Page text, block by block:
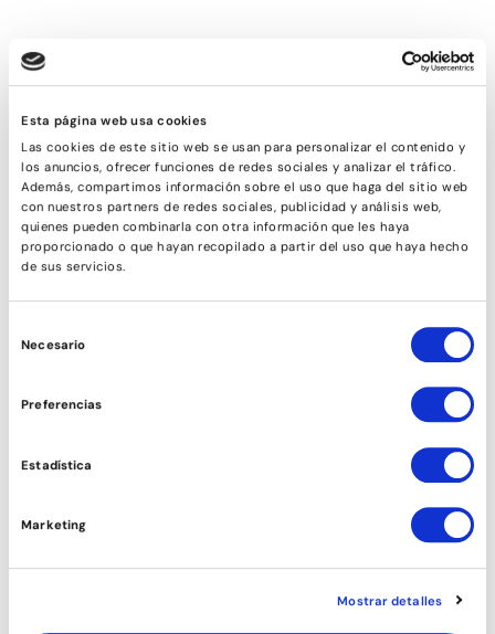
Esta página web usa cookies
Las cookies de este sitio web se usan para personalizar el contenido y
los anuncios, ofrecer funciones de redes sociales y analizar el tráfico.
Además, compartimos información sobre el uso que haga del sitio web
con nuestros partners de redes sociales, publicidad y análisis web,
quienes pueden combinarla con otra información que les haya
proporcionado o que hayan recopilado a partir del uso que haya hecho
de sus servicios.
de
Necesario
Preferencias
Estadística
Marketing
Mostrar detalles
COMEDIA MUSICAL